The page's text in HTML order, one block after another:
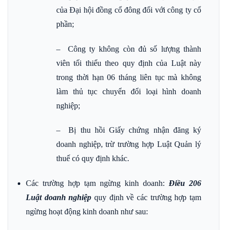
của Đại hội đồng cổ đông đối với công ty cổ
phần;
– Công ty không còn đủ số lượng thành
viên tối thiểu theo quy định của Luật này
trong thời hạn 06 tháng liên tục mà không
làm thủ tục chuyển đổi loại hình doanh
nghiệp;
– Bị thu hồi Giấy chứng nhận đăng ký
doanh nghiệp, trừ trường hợp Luật Quản lý
thuế có quy định khác.
Các trường hợp tạm ngừng kinh doanh: Điều 206
Luật doanh nghiệp quy định về các trường hợp tạm
ngừng hoạt động kinh doanh như sau: